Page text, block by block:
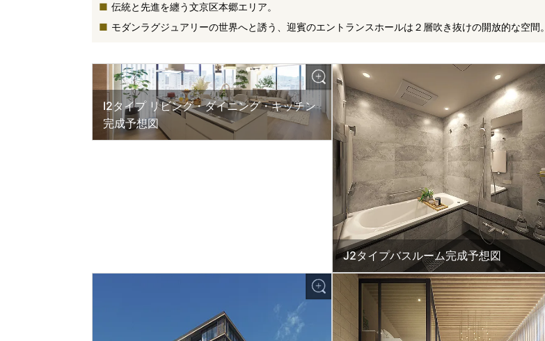
伝統と先進を纏う文京区本郷エリア。
モダンラグジュアリーの世界へと誘う、迎賓のエントランスホールは２層吹き抜けの開放的な空間。
I2タイプ リビング・ダイニング・キッチン
完成予想図
J2タイプバスルーム完成予想図